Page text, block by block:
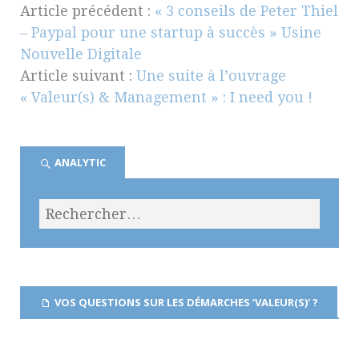
Article précédent : « 3 conseils de Peter Thiel
– Paypal pour une startup à succès » Usine
Nouvelle Digitale
Article suivant : Une suite à l’ouvrage
« Valeur(s) & Management » : I need you !
ANALYTIC
VOS QUESTIONS SUR LES DÉMARCHES ‘VALEUR(S)’ ?